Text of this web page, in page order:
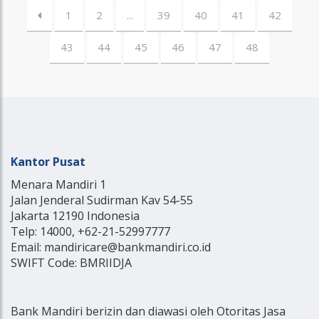
1 2 ... 39 40 41 42
43 44 45 46 47 48
Kantor Pusat
Menara Mandiri 1
Jalan Jenderal Sudirman Kav 54-55
Jakarta 12190 Indonesia
Telp: 14000, +62-21-52997777
Email: mandiricare@bankmandiri.co.id
SWIFT Code: BMRIIDJA
Bank Mandiri berizin dan diawasi oleh Otoritas Jasa